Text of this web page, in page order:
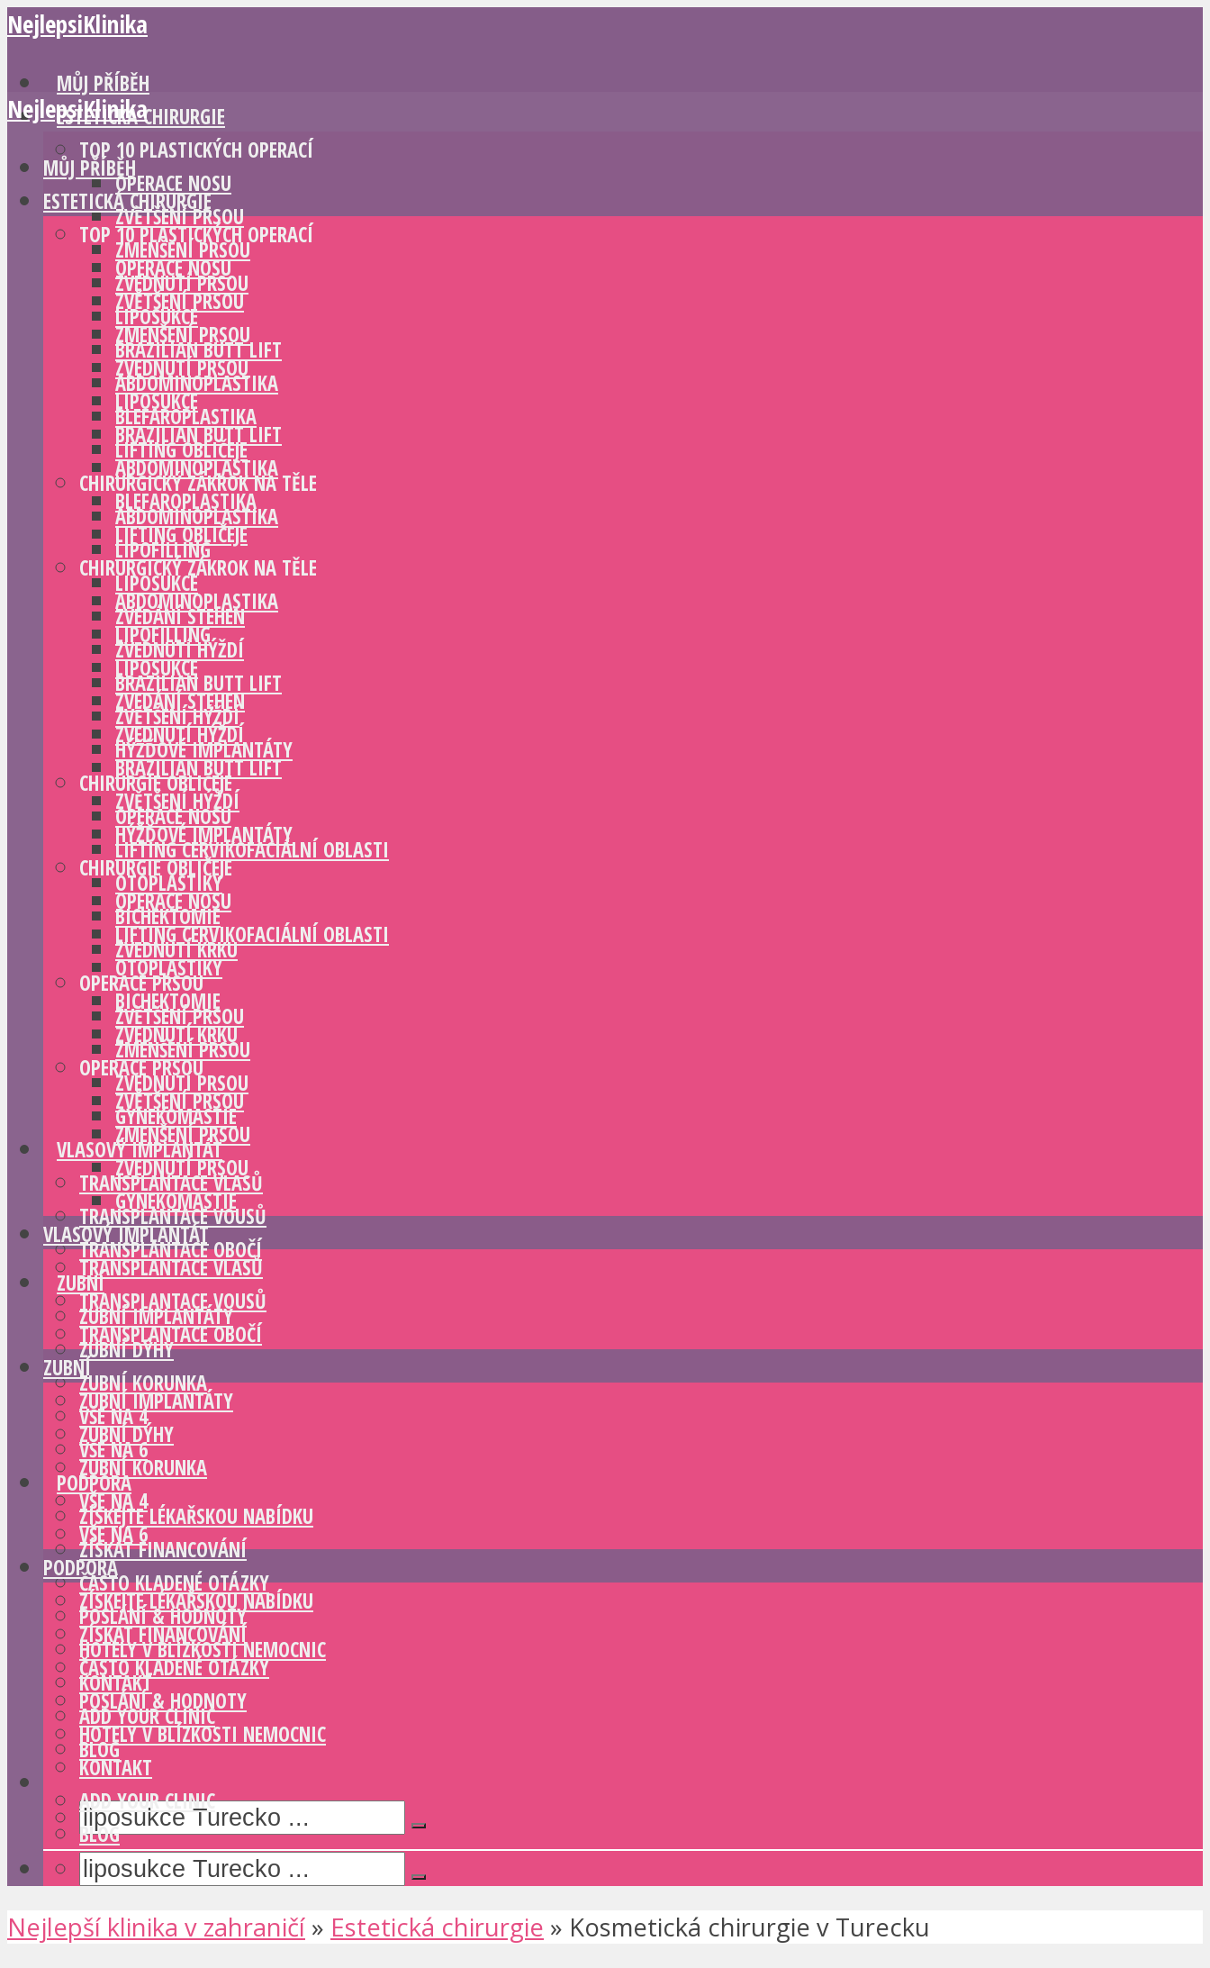
NejlepsiKlinika
MŮJ PŘÍBĚH
ESTETICKÁ CHIRURGIE
TOP 10 PLASTICKÝCH OPERACÍ
OPERACE NOSU
ZVĚTŠENÍ PRSOU
ZMENŠENÍ PRSOU
ZVEDNUTÍ PRSOU
LIPOSUKCE
BRAZILIAN BUTT LIFT
ABDOMINOPLASTIKA
BLEFAROPLASTIKA
LIFTING OBLIČEJE
CHIRURGICKÝ ZÁKROK NA TĚLE
ABDOMINOPLASTIKA
LIPOFILLING
LIPOSUKCE
ZVEDÁNÍ STEHEN
ZVEDNUTÍ HÝŽDÍ
BRAZILIAN BUTT LIFT
ZVĚTŠENÍ HÝŽDÍ
HÝŽĎOVÉ IMPLANTÁTY
CHIRURGIE OBLIČEJE
OPERACE NOSU
LIFTING CERVIKOFACIÁLNÍ OBLASTI
OTOPLASTIKY
BICHEKTOMIE
ZVEDNUTÍ KRKU
OPERACE PRSOU
ZVĚTŠENÍ PRSOU
ZMENŠENÍ PRSOU
ZVEDNUTÍ PRSOU
GYNEKOMASTIE
VLASOVÝ IMPLANTÁT
TRANSPLANTACE VLASŮ
TRANSPLANTACE VOUSŮ
TRANSPLANTACE OBOČÍ
ZUBNÍ
ZUBNÍ IMPLANTÁTY
ZUBNÍ DÝHY
ZUBNÍ KORUNKA
VŠE NA 4
VŠE NA 6
PODPORA
ZÍSKEJTE LÉKAŘSKOU NABÍDKU
ZÍSKAT FINANCOVÁNÍ
ČASTO KLADENÉ OTÁZKY
POSLÁNÍ & HODNOTY
HOTELY V BLÍZKOSTI NEMOCNIC
KONTAKT
ADD YOUR CLINIC
BLOG
NejlepsiKlinika
MŮJ PŘÍBĚH
ESTETICKÁ CHIRURGIE
TOP 10 PLASTICKÝCH OPERACÍ
OPERACE NOSU
ZVĚTŠENÍ PRSOU
ZMENŠENÍ PRSOU
ZVEDNUTÍ PRSOU
LIPOSUKCE
BRAZILIAN BUTT LIFT
ABDOMINOPLASTIKA
BLEFAROPLASTIKA
LIFTING OBLIČEJE
CHIRURGICKÝ ZÁKROK NA TĚLE
ABDOMINOPLASTIKA
LIPOFILLING
LIPOSUKCE
ZVEDÁNÍ STEHEN
ZVEDNUTÍ HÝŽDÍ
BRAZILIAN BUTT LIFT
ZVĚTŠENÍ HÝŽDÍ
HÝŽĎOVÉ IMPLANTÁTY
CHIRURGIE OBLIČEJE
OPERACE NOSU
LIFTING CERVIKOFACIÁLNÍ OBLASTI
OTOPLASTIKY
BICHEKTOMIE
ZVEDNUTÍ KRKU
OPERACE PRSOU
ZVĚTŠENÍ PRSOU
ZMENŠENÍ PRSOU
ZVEDNUTÍ PRSOU
GYNEKOMASTIE
VLASOVÝ IMPLANTÁT
TRANSPLANTACE VLASŮ
TRANSPLANTACE VOUSŮ
TRANSPLANTACE OBOČÍ
ZUBNÍ
ZUBNÍ IMPLANTÁTY
ZUBNÍ DÝHY
ZUBNÍ KORUNKA
VŠE NA 4
VŠE NA 6
PODPORA
ZÍSKEJTE LÉKAŘSKOU NABÍDKU
ZÍSKAT FINANCOVÁNÍ
ČASTO KLADENÉ OTÁZKY
POSLÁNÍ & HODNOTY
HOTELY V BLÍZKOSTI NEMOCNIC
KONTAKT
ADD YOUR CLINIC
BLOG
Nejlepší klinika v zahraničí » Estetická chirurgie » Kosmetická chirurgie v Turecku